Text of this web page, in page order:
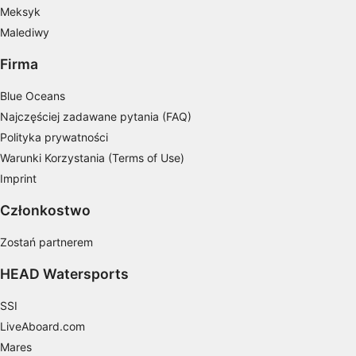
Meksyk
Malediwy
Firma
Blue Oceans
Najczęściej zadawane pytania (FAQ)
Polityka prywatności
Warunki Korzystania (Terms of Use)
Imprint
Członkostwo
Zostań partnerem
HEAD Watersports
SSI
LiveAboard.com
Mares
Wykorzystywanie ograniczonych danych do
Użycie dokładnych danych
geolokalizacyjnych
Identyfikowanie urządzeń na podstawie
aktywnie żądanych informacji
Cele przetwarzania inne niż IAB:
Niezbędne
Wydajność (Performance)
Funkcjonalne